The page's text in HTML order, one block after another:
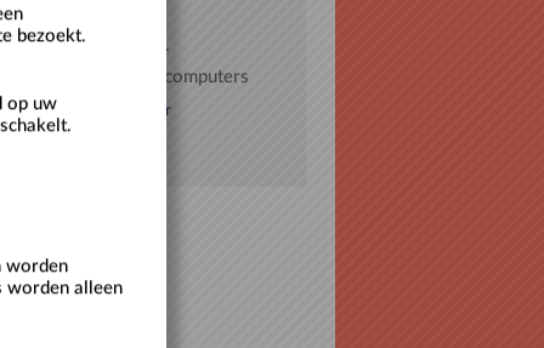
mij op deze computer
voor openbare computers
als nieuwe gebruiker
bezoekt.
op uw
worden
worden alleen